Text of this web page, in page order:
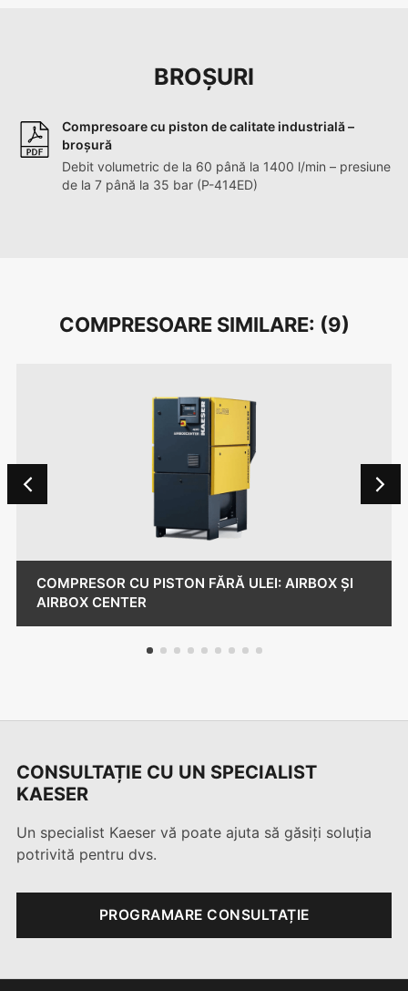
BROȘURI
Compresoare cu piston de calitate industrială –
broșură
Debit volumetric de la 60 până la 1400 l/min – presiune
de la 7 până la 35 bar (P-414ED)
COMPRESOARE SIMILARE: (9)
COMPRESOR CU PISTON FĂRĂ ULEI: AIRBOX ȘI
AIRBOX CENTER
4 5 6 7 8 9
CONSULTAȚIE CU UN SPECIALIST
KAESER
Un specialist Kaeser vă poate ajuta să găsiți soluția
potrivită pentru dvs.
PROGRAMARE CONSULTAȚIE